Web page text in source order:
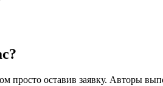
просто оставив заявку. Авторы